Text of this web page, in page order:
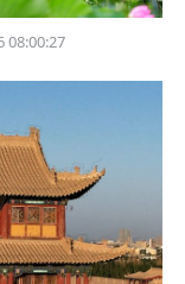
08:00:27